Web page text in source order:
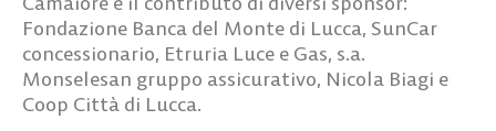
Fondazione Banca del Monte di Lucca, SunCar
concessionario, Etruria Luce e Gas, s.a.
Monselesan gruppo assicurativo, Nicola Biagi e
Coop Città di Lucca.